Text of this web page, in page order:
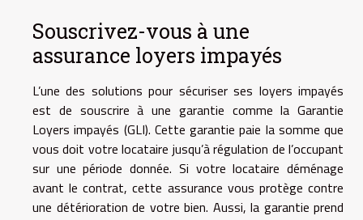
Souscrivez-vous à une
assurance loyers impayés
L’une des solutions pour sécuriser ses loyers impayés
est de souscrire à une garantie comme la Garantie
Loyers impayés (GLI). Cette garantie paie la somme que
vous doit votre locataire jusqu’à régulation de l’occupant
sur une période donnée. Si votre locataire déménage
avant le contrat, cette assurance vous protège contre
une détérioration de votre bien. Aussi, la garantie prend